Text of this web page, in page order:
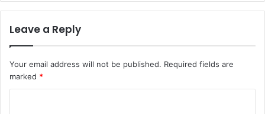
Leave a Reply
Your email address will not be published. Required fields are
marked *